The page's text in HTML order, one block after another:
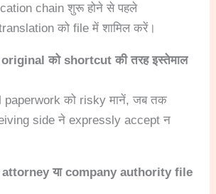
chain शुरू होने से पहले
को file में शामिल करें।
को shortcut की तरह इस्तेमाल
paperwork को risky मानें, जब तक
side ने expressly accept न
या company authority file